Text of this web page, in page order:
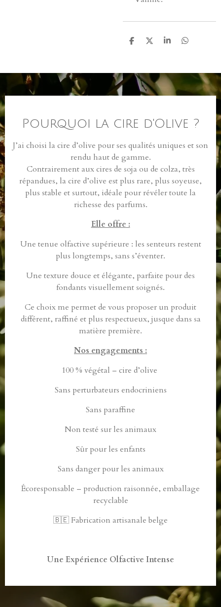
P
a
r
P
a
g
e
r
P
a
g
r
P
a
g
e
r
Pourquoi la cire d'Olive ?
J’ai choisi la cire d’olive pour ses qualités uniques et son
rendu haut de gamme.
Contrairement aux cires de soja ou de colza, très
répandues, la cire d’olive est plus rare, plus soyeuse,
plus stable et surtout, idéale pour révéler toute la
richesse des parfums.
Elle offre :
Une tenue olfactive supérieure : les senteurs restent
plus longtemps, sans s’éventer.
Une texture douce et élégante, parfaite pour des
fondants visuellement soignés.
Ce choix me permet de vous proposer un produit
différent, raffiné et plus respectueux, jusque dans sa
matière première.
Nos engagements :
100 % végétal – cire d’olive
Sans perturbateurs endocriniens
Sans paraffine
Non testé sur les animaux
Sûr pour les enfants
Sans danger pour les animaux
Écoresponsable – production raisonnée, emballage
recyclable
🇧🇪 Fabrication artisanale belge
Une Expérience Olfactive Intense